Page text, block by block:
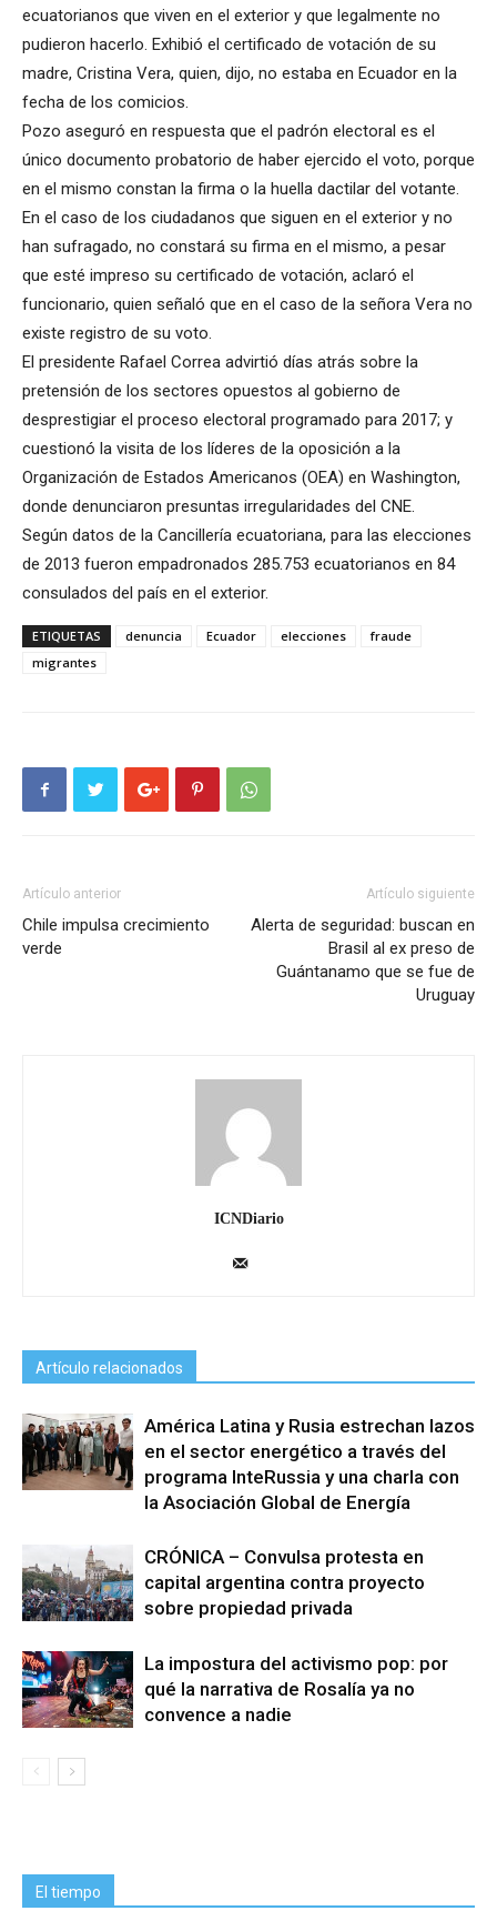
ecuatorianos que viven en el exterior y que legalmente no
pudieron hacerlo. Exhibió el certificado de votación de su
madre, Cristina Vera, quien, dijo, no estaba en Ecuador en la
fecha de los comicios.
Pozo aseguró en respuesta que el padrón electoral es el
único documento probatorio de haber ejercido el voto, porque
en el mismo constan la firma o la huella dactilar del votante.
En el caso de los ciudadanos que siguen en el exterior y no
han sufragado, no constará su firma en el mismo, a pesar
que esté impreso su certificado de votación, aclaró el
funcionario, quien señaló que en el caso de la señora Vera no
existe registro de su voto.
El presidente Rafael Correa advirtió días atrás sobre la
pretensión de los sectores opuestos al gobierno de
desprestigiar el proceso electoral programado para 2017; y
cuestionó la visita de los líderes de la oposición a la
Organización de Estados Americanos (OEA) en Washington,
donde denunciaron presuntas irregularidades del CNE.
Según datos de la Cancillería ecuatoriana, para las elecciones
de 2013 fueron empadronados 285.753 ecuatorianos en 84
consulados del país en el exterior.
ETIQUETAS denuncia Ecuador elecciones
fraude
migrantes
Artículo anterior
Chile impulsa crecimiento
verde
Artículo siguiente
Alerta de seguridad: buscan en
Brasil al ex preso de
Guántanamo que se fue de
Uruguay
ICNDiario
Artículo relacionados
América Latina y Rusia estrechan lazos
en el sector energético a través del
programa InteRussia y una charla con
la Asociación Global de Energía
CRÓNICA – Convulsa protesta en
capital argentina contra proyecto
sobre propiedad privada
La impostura del activismo pop: por
qué la narrativa de Rosalía ya no
convence a nadie
El tiempo